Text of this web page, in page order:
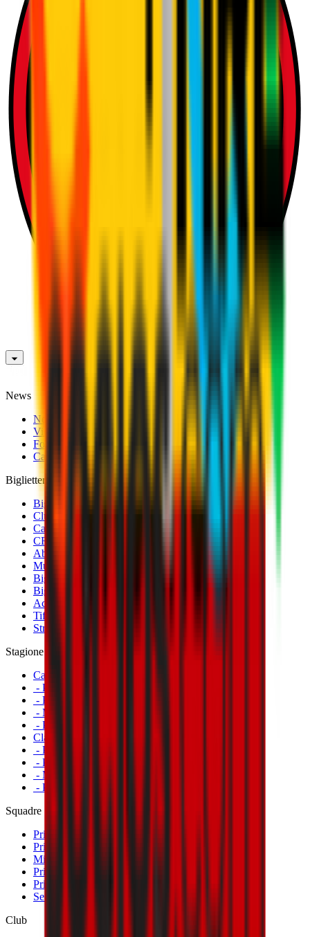
News
News
Video
Fotogallery
Calciomercato
Biglietteria
Biglietti Partite Maschile
Club 1899 Premium Hospitality
Cambio Nominativo
CRN Card
Abbonamenti
Museo Mondo Milan
Biglietti Partite Femminile
Biglietti Partite Milan Futuro
Accrediti
Tifosi con disabilità
Striscioni
Stagione
Calendario
- Prima Squadra Maschile
- Prima Squadra Femminile
- Milan Futuro
- Primavera
Classifiche
- Prima Squadra Maschile
- Prima Squadra Femminile
- Milan Futuro
- Primavera
Squadre
Prima Squadra Maschile
Prima Squadra Femminile
Milan Futuro
Primavera
Primavera Femminile
Settore Giovanile
Club